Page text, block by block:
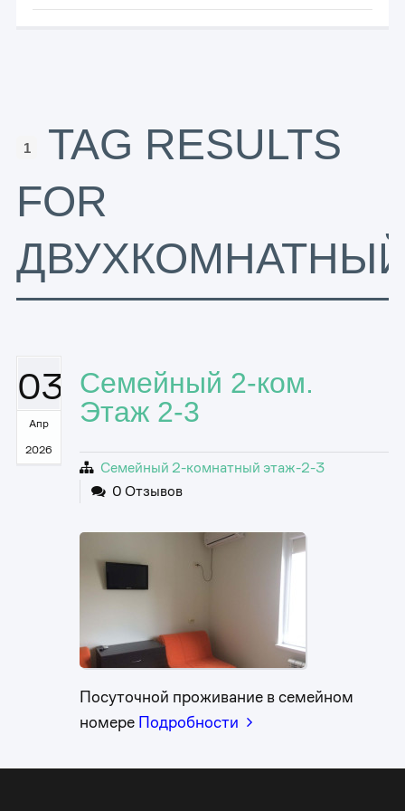
1
TAG RESULTS
FOR
03
Апр
2026
Семейный 2-ком.
Этаж 2-3
Семейный 2-комнатный этаж-2-3
0 Отзывов
Посуточной проживание в семейном
номере Подробности
0
1
2
1